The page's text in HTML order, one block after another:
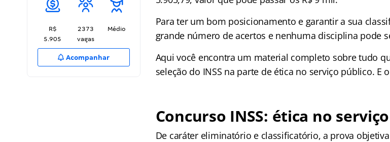
R$
5.905
2373
vagas
Médio
Acompanhar
Para ter um bom posicionamento e garantir a sua
grande número de acertos e nenhuma disciplina pode
Aqui você encontra um material completo sobre tudo
seleção do INSS na parte de ética no serviço público. E
Concurso INSS: ética no
De caráter eliminatório e classificatório, a prova